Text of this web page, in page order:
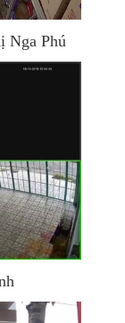
Nga Phú